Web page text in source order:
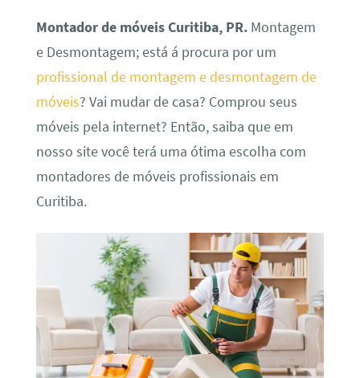
Montador de móveis Curitiba, PR.Montagem
e Desmontagem; está á procura por um
profissional de montagem e desmontagem de
móveis? Vai mudar de casa? Comprou seus
móveis pela internet? Então, saiba que em
nosso site você terá uma ótima escolha com
montadores de móveis profissionais em
Curitiba.